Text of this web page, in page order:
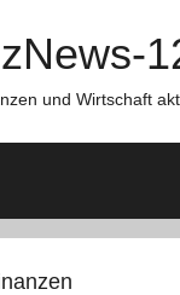
und Wirtschaft